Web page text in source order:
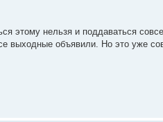
этому нельзя и поддаваться
выходные объявили. Но это уже